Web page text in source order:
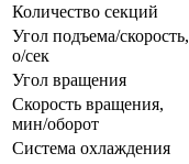
Количество секций
Угол подъема/скорость,
о/сек
Угол вращения
Скорость вращения,
мин/оборот
Система охлаждения